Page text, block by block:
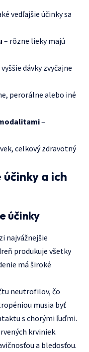
vedľajšie účinky sa
– rôzne lieky majú
vyššie dávky zvyčajne
perorálne alebo iné
–
celkový zdravotný
a ich
účinky
najvážnejšie
produkuje všetky
má široké
neutrofilov, čo
musia byť
s chorými ľuďmi.
krviniek.
a bledosťou.